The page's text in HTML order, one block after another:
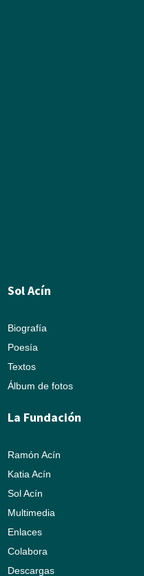
Sol Acín
Biografía
Poesía
Textos
Álbum de fotos
La Fundación
Ramón Acín
Katia Acín
Sol Acín
Multimedia
Enlaces
Colabora
Descargas